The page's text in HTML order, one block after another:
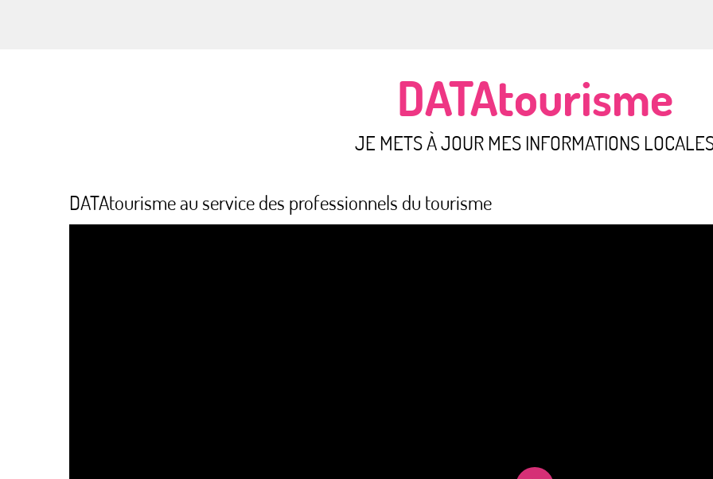
DATAtourisme
JE METS À JOUR MES INFORMATIONS
DATAtourisme au service des professionnels du tourisme